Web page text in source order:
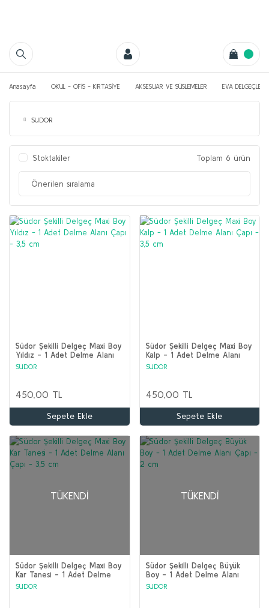
Anasayfa OKUL - OFİS - KIRTASİYE AKSESUAR VE SÜSLEMELER EVA DELGEÇLER
SUDOR
Stoktakiler Toplam 6 ürün
Südor Şekilli Delgeç Maxi Boy
Yıldız - 1 Adet Delme Alanı
Çapı - 3,5 cm
SUDOR
450,00 TL
Sepete Ekle
Südor Şekilli Delgeç Maxi Boy
Kalp - 1 Adet Delme Alanı
Çapı - 3,5 cm
SUDOR
450,00 TL
Sepete Ekle
TÜKENDI
Südor Şekilli Delgeç Maxi Boy
Kar Tanesi - 1 Adet Delme
Alanı Çapı - 3,5 cm
SUDOR
TÜKENDI
Südor Şekilli Delgeç Büyük
Boy - 1 Adet Delme Alanı
Çapı - 2 cm
SUDOR